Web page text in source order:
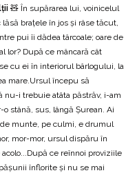
🧸 În supărarea lui, voinicelul
brațele în jos și râse tăcut,
pui îi dădea târcoale; oare de
lor? După ce mâncară cât
cu ei în interiorul bârlogului, la
mare.Ursul începu să
nu-i trebuie atâta păstrăv, i-am
stână, sus, lângă Șurean. Ai
munte, pe culmi, e drumul
mor-mor, ursul dispăru în
ce reînnoi proviziile
înflorite și nu se mai